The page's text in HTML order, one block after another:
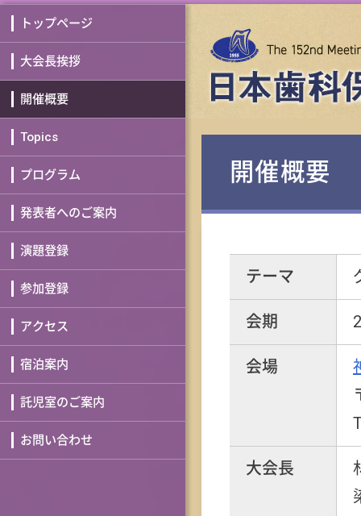
開催概要
テーマ
会期
会場
大会長
トップページ
大会長挨拶
開催概要
Topics
プログラム
発表者へのご案内
演題登録
参加登録
アクセス
宿泊案内
託児室のご案内
お問い合わせ